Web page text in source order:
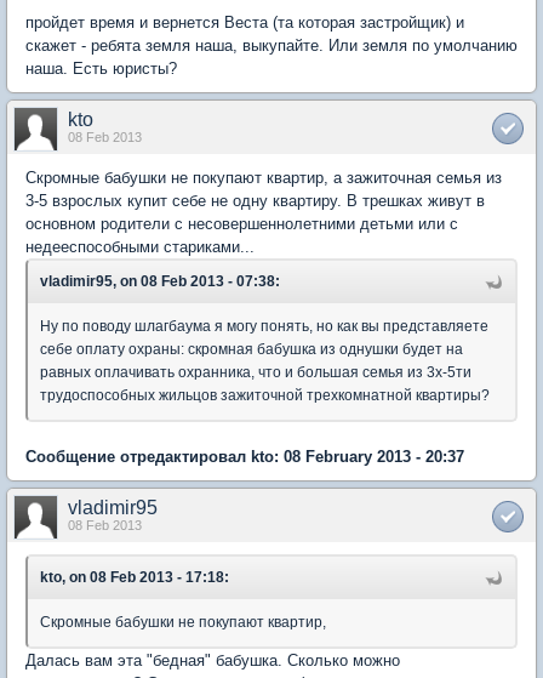
пройдет время и вернется Веста (та которая застройщик) и
скажет - ребята земля наша, выкупайте. Или земля по умолчанию
наша. Есть юристы?
kto
08 Feb 2013
Скромные бабушки не покупают квартир, а зажиточная семья из
3-5 взрослых купит себе не одну квартиру. В трешках живут в
основном родители с несовершеннолетними детьми или с
недееспособными стариками...
vladimir95, on 08 Feb 2013 - 07:38:
Ну по поводу шлагбаума я могу понять, но как вы представляете
себе оплату охраны: скромная бабушка из однушки будет на
равных оплачивать охранника, что и большая семья из 3х-5ти
трудоспособных жильцов зажиточной трехкомнатной квартиры?
Сообщение отредактировал kto: 08 February 2013 - 20:37
vladimir95
08 Feb 2013
kto, on 08 Feb 2013 - 17:18:
Скромные бабушки не покупают квартир,
Далась вам эта "бедная" бабушка. Сколько можно